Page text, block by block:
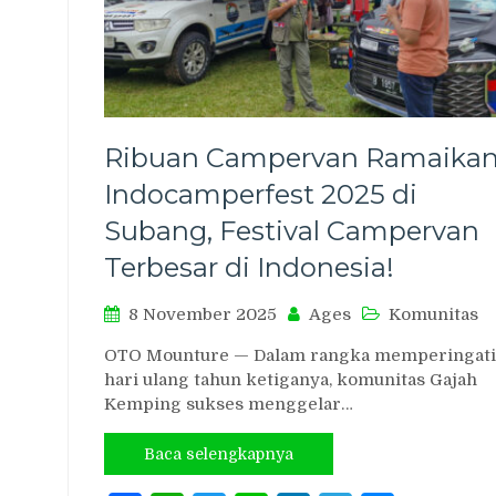
Ribuan Campervan
Indocamperfest 2025 di
Subang, Festival Campervan
Terbesar di Indonesia!
8 November 2025 Ages Komunitas
OTO Mounture — Dalam rangka memperingati
hari ulang tahun ketiganya, komunitas Gajah
Kemping sukses menggelar…
Baca selengkapnya